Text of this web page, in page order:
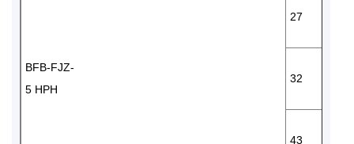
BFB-FJZ-
5 HPH
27
32
43